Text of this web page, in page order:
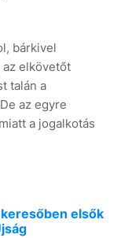
bárkivel
elkövetőt
talán a
az egyre
a jogalkotás
elsők